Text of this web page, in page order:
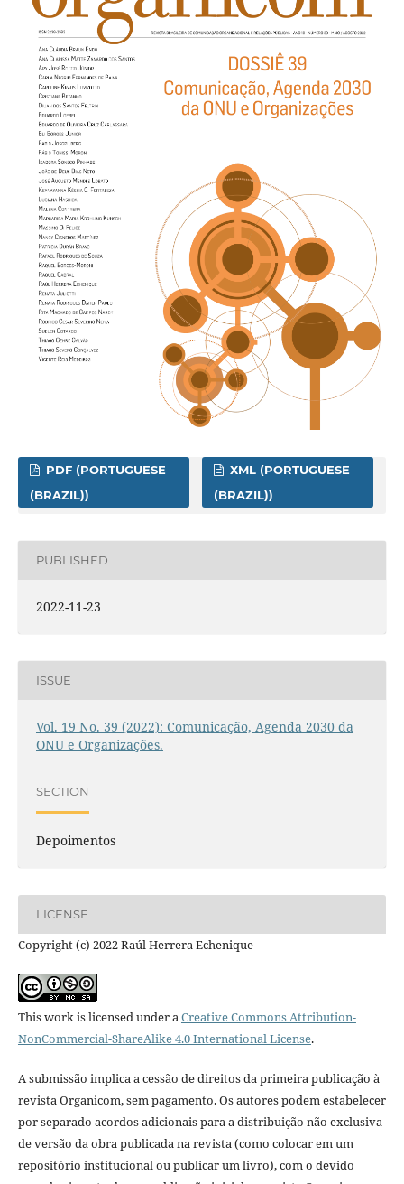
PDF (PORTUGUESE
(BRAZIL))
XML (PORTUGUESE
(BRAZIL))
PUBLISHED
2022-11-23
ISSUE
Vol. 19 No. 39 (2022): Comunicação, Agenda 2030 da
ONU e Organizações.
SECTION
Depoimentos
LICENSE
Copyright (c) 2022 Raúl Herrera Echenique
This work is licensed under aCreative Commons Attribution-
NonCommercial-ShareAlike 4.0 International License.
A submissão implica a cessão de direitos da primeira publicação à
revista Organicom, sem pagamento. Os autores podem estabelecer
por separado acordos adicionais para a distribuição não exclusiva
de versão da obra publicada na revista (como colocar em um
repositório institucional ou publicar um livro), com o devido